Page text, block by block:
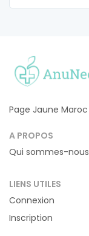
Page Jaune Maroc
A PROPOS
Qui sommes-nous
LIENS UTILES
Connexion
Inscription